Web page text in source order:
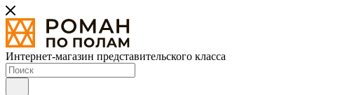
Интернет-магазин представительского класса